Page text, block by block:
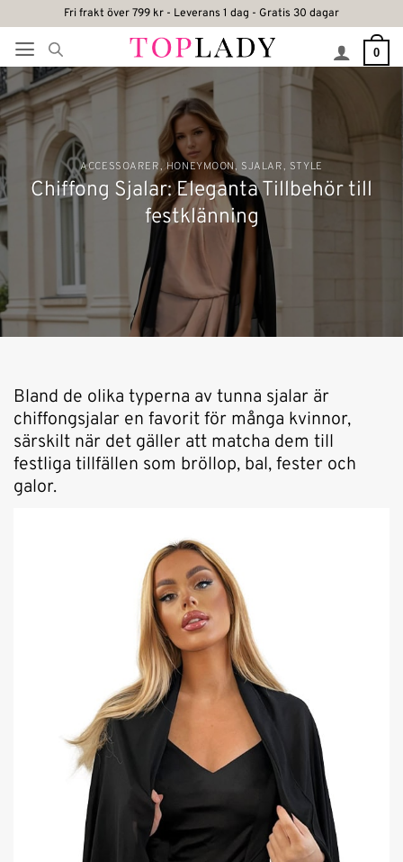
content
Fri frakt över 799 kr - Leverans 1 dag - Gratis 30 dagar
0
ACCESSOARER,HONEYMOON, SJALAR, STYLE
Chiffong Sjalar: Eleganta Tillbehör till
festklänning
Bland de olika typerna av tunna sjalar är
chiffongsjalar en favorit för många kvinnor,
särskilt när det gäller att matcha dem till
festliga tillfällen som bröllop, bal, fester och
galor.